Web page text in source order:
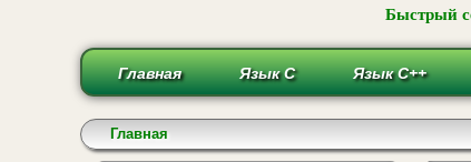
Быстрый
Главная Язык С Язык С++
Вы здесь
Главная